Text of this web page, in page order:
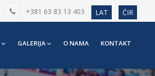
+381 63 83 13 403 LAT ĆIR
GALERIJA O NAMA KONTAKT